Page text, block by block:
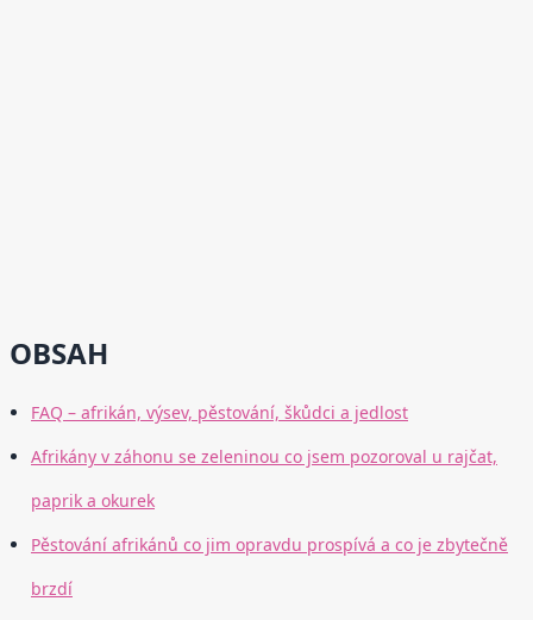
OBSAH
FAQ – afrikán, výsev, pěstování, škůdci a jedlost
Afrikány v záhonu se zeleninou co jsem pozoroval u rajčat,
paprik a okurek
Pěstování afrikánů co jim opravdu prospívá a co je zbytečně
brzdí